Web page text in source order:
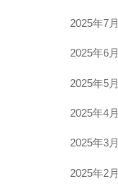
2025年7月
2025年6月
2025年5月
2025年4月
2025年3月
2025年2月